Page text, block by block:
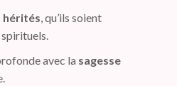
hérités, qu’ils soient
avec la sagesse